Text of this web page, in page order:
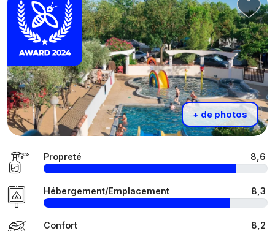
+ de photos
Propreté 8,6
Hébergement/Emplacement 8,3
Confort 8,2